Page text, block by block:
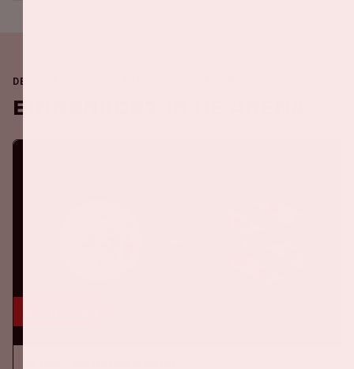
DE JOHAN CRUIJFF ARENA IS ALTIJD IN BEWEGING
Binnenkort in de ArenA